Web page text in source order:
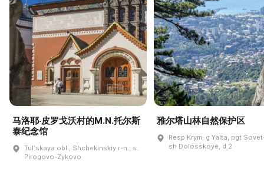
马洛耶·皮罗戈沃村的M.N.托尔斯
泰纪念馆
Tulʹskaya obl., Shchekinskiy r-n., s.
Pirogovo-Zykovo
雅尔塔山林自然保护区
Resp Krym, g Yalta, pgt
sh Dolosskoye, d 2